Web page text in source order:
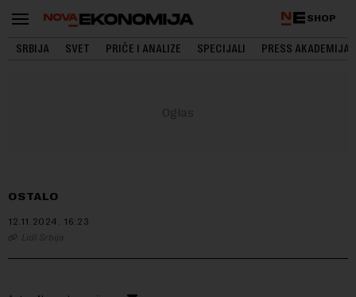
SHOP
SRBIJA SVET PRIČE I ANALIZE SPECIJALI PRESS AKADEMIJA
OSTALO
12.11.2024. 16:23
Lidl Srbija